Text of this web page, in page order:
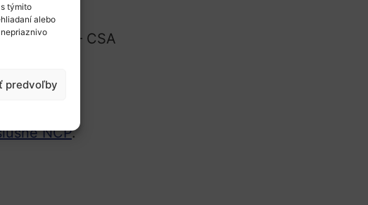
týmito
alebo
predvoľby
Hub
– CSA
NCP.